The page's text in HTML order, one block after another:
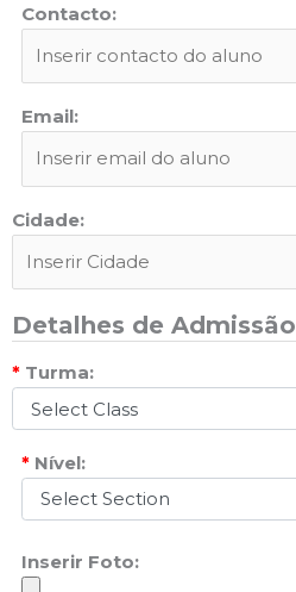
Contacto:
Email:
Cidade:
Detalhes de Admissão
* Turma:
* Nível:
Inserir Foto: